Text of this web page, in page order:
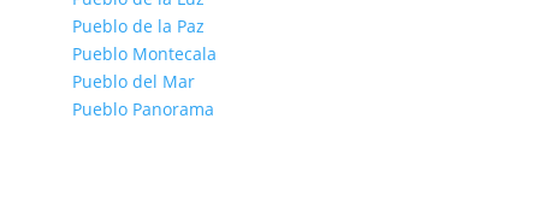
Pueblo de la Paz
Pueblo Montecala
Pueblo del Mar
Pueblo Panorama